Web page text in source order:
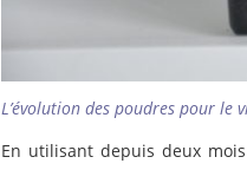
L’évolution des poudres pour le
En utilisant depuis deux